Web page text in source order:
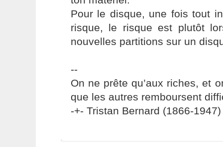
Pour le disque, une fois tout
risque, le risque est plutôt
nouvelles partitions sur un
--
On ne prête qu’aux riches, et
que les autres remboursent
-+- Tristan Bernard (1866-1947)